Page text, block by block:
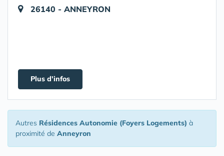
26140 - ANNEYRON
Plus d'infos
Autres Résidences Autonomie (Foyers Logements) à
proximité de Anneyron